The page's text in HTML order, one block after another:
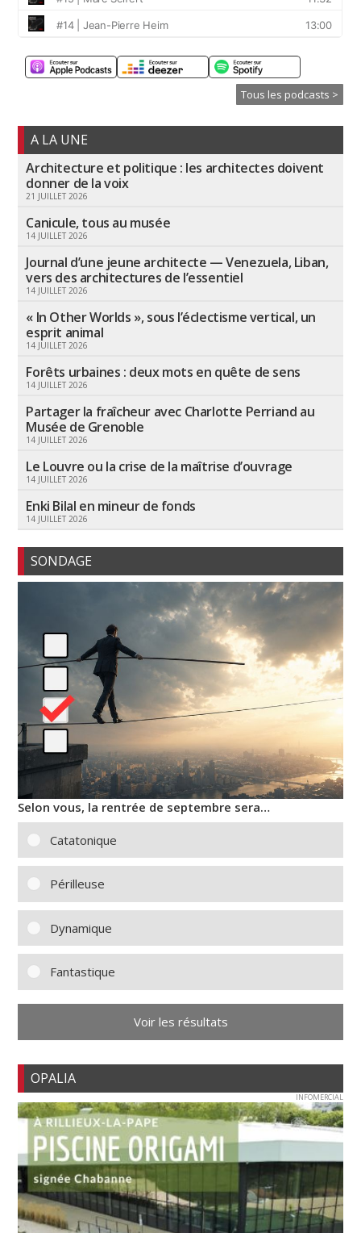
Tous les podcasts >
A LA UNE
Architecture et politique : les architectes doivent
donner de la voix
21 JUILLET 2026
Canicule, tous au musée
14 JUILLET 2026
Journal d’une jeune architecte — Venezuela, Liban,
vers des architectures de l’essentiel
14 JUILLET 2026
« In Other Worlds », sous l’éclectisme vertical, un
esprit animal
14 JUILLET 2026
Forêts urbaines : deux mots en quête de sens
14 JUILLET 2026
Partager la fraîcheur avec Charlotte Perriand au
Musée de Grenoble
14 JUILLET 2026
Le Louvre ou la crise de la maîtrise d’ouvrage
14 JUILLET 2026
Enki Bilal en mineur de fonds
14 JUILLET 2026
SONDAGE
Selon vous, la rentrée de septembre sera…
Catatonique
Périlleuse
Dynamique
Fantastique
Voir les résultats
OPALIA
INFOMERCIAL